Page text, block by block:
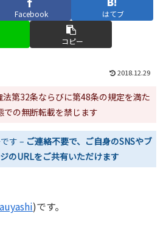
Facebook はてブ
コピー
2018.12.29
第32条ならびに第48条の規定を満た
での無断転載を禁じます
す – ご連絡不要で、ご自身のSNSやブ
のURLをご共有いただけます
)です。